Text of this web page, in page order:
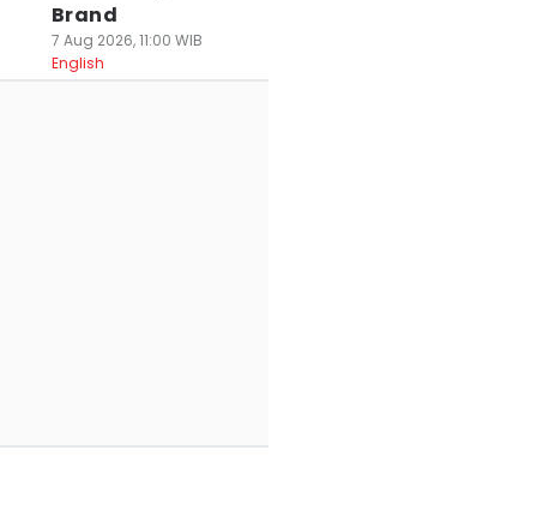
Brand
7 Aug 2026, 11:00 WIB
English